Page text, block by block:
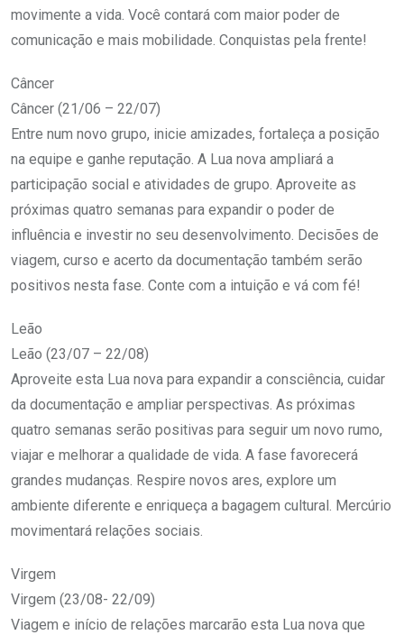
movimente a vida. Você contará com maior poder de
comunicação e mais mobilidade. Conquistas pela frente!
Câncer
Câncer (21/06 – 22/07)
Entre num novo grupo, inicie amizades, fortaleça a posição
na equipe e ganhe reputação. A Lua nova ampliará a
participação social e atividades de grupo. Aproveite as
próximas quatro semanas para expandir o poder de
influência e investir no seu desenvolvimento. Decisões de
viagem, curso e acerto da documentação também serão
positivos nesta fase. Conte com a intuição e vá com fé!
Leão
Leão (23/07 – 22/08)
Aproveite esta Lua nova para expandir a consciência, cuidar
da documentação e ampliar perspectivas. As próximas
quatro semanas serão positivas para seguir um novo rumo,
viajar e melhorar a qualidade de vida. A fase favorecerá
grandes mudanças. Respire novos ares, explore um
ambiente diferente e enriqueça a bagagem cultural. Mercúrio
movimentará relações sociais.
Virgem
Virgem (23/08- 22/09)
Viagem e início de relações marcarão esta Lua nova que